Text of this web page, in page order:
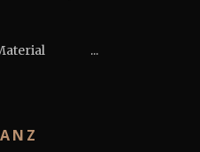
...